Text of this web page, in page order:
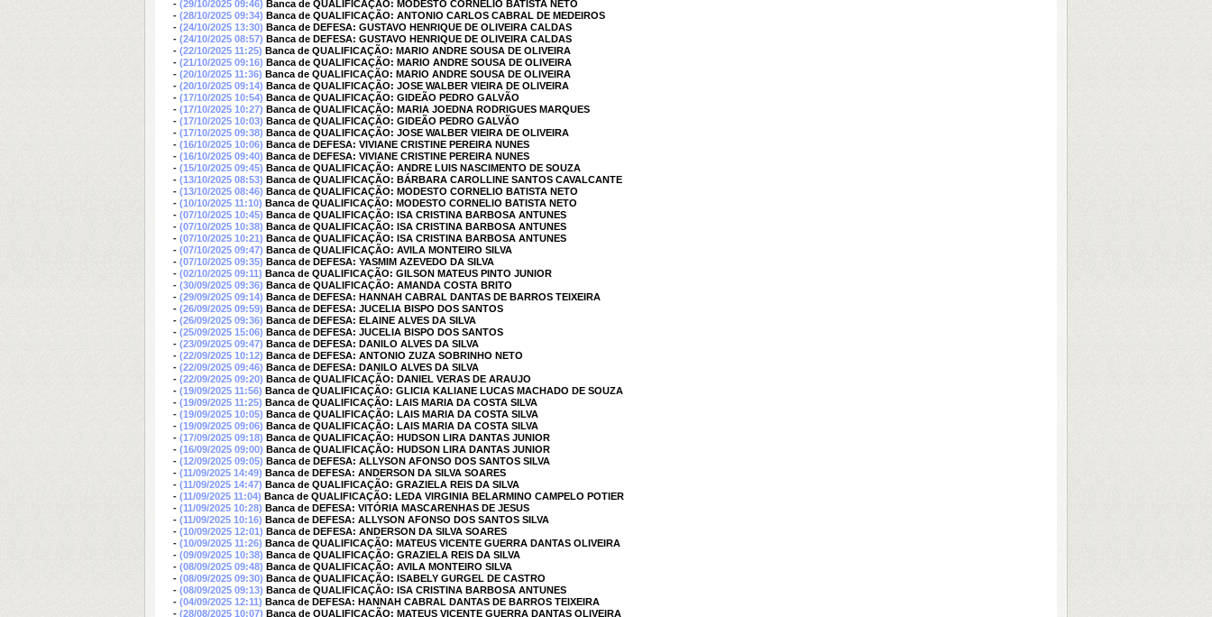
- (29/10/2025 09:46) Banca de QUALIFICAÇÃO: MODESTO CORNELIO BATISTA NETO
- (28/10/2025 09:34) Banca de QUALIFICAÇÃO: ANTONIO CARLOS CABRAL DE MEDEIROS
- (24/10/2025 13:30) Banca de DEFESA: GUSTAVO HENRIQUE DE OLIVEIRA CALDAS
- (24/10/2025 08:57) Banca de DEFESA: GUSTAVO HENRIQUE DE OLIVEIRA CALDAS
- (22/10/2025 11:25) Banca de QUALIFICAÇÃO: MARIO ANDRE SOUSA DE OLIVEIRA
- (21/10/2025 09:16) Banca de QUALIFICAÇÃO: MARIO ANDRE SOUSA DE OLIVEIRA
- (20/10/2025 11:36) Banca de QUALIFICAÇÃO: MARIO ANDRE SOUSA DE OLIVEIRA
- (20/10/2025 09:14) Banca de QUALIFICAÇÃO: JOSE WALBER VIEIRA DE OLIVEIRA
- (17/10/2025 10:54) Banca de QUALIFICAÇÃO: GIDEÃO PEDRO GALVÃO
- (17/10/2025 10:27) Banca de QUALIFICAÇÃO: MARIA JOEDNA RODRIGUES MARQUES
- (17/10/2025 10:03) Banca de QUALIFICAÇÃO: GIDEÃO PEDRO GALVÃO
- (17/10/2025 09:38) Banca de QUALIFICAÇÃO: JOSE WALBER VIEIRA DE OLIVEIRA
- (16/10/2025 10:06) Banca de DEFESA: VIVIANE CRISTINE PEREIRA NUNES
- (16/10/2025 09:40) Banca de DEFESA: VIVIANE CRISTINE PEREIRA NUNES
- (15/10/2025 09:45) Banca de QUALIFICAÇÃO: ANDRE LUIS NASCIMENTO DE SOUZA
- (13/10/2025 08:53) Banca de QUALIFICAÇÃO: BÁRBARA CAROLLINE SANTOS CAVALCANTE
- (13/10/2025 08:46) Banca de QUALIFICAÇÃO: MODESTO CORNELIO BATISTA NETO
- (10/10/2025 11:10) Banca de QUALIFICAÇÃO: MODESTO CORNELIO BATISTA NETO
- (07/10/2025 10:45) Banca de QUALIFICAÇÃO: ISA CRISTINA BARBOSA ANTUNES
- (07/10/2025 10:38) Banca de QUALIFICAÇÃO: ISA CRISTINA BARBOSA ANTUNES
- (07/10/2025 10:21) Banca de QUALIFICAÇÃO: ISA CRISTINA BARBOSA ANTUNES
- (07/10/2025 09:47) Banca de QUALIFICAÇÃO: AVILA MONTEIRO SILVA
- (07/10/2025 09:35) Banca de DEFESA: YASMIM AZEVEDO DA SILVA
- (02/10/2025 09:11) Banca de QUALIFICAÇÃO: GILSON MATEUS PINTO JUNIOR
- (30/09/2025 09:36) Banca de QUALIFICAÇÃO: AMANDA COSTA BRITO
- (29/09/2025 09:14) Banca de DEFESA: HANNAH CABRAL DANTAS DE BARROS TEIXEIRA
- (26/09/2025 09:59) Banca de DEFESA: JUCELIA BISPO DOS SANTOS
- (26/09/2025 09:36) Banca de DEFESA: ELAINE ALVES DA SILVA
- (25/09/2025 15:06) Banca de DEFESA: JUCELIA BISPO DOS SANTOS
- (23/09/2025 09:47) Banca de DEFESA: DANILO ALVES DA SILVA
- (22/09/2025 10:12) Banca de DEFESA: ANTONIO ZUZA SOBRINHO NETO
- (22/09/2025 09:46) Banca de DEFESA: DANILO ALVES DA SILVA
- (22/09/2025 09:20) Banca de QUALIFICAÇÃO: DANIEL VERAS DE ARAUJO
- (19/09/2025 11:56) Banca de QUALIFICAÇÃO: GLICIA KALIANE LUCAS MACHADO DE SOUZA
- (19/09/2025 11:25) Banca de QUALIFICAÇÃO: LAIS MARIA DA COSTA SILVA
- (19/09/2025 10:05) Banca de QUALIFICAÇÃO: LAIS MARIA DA COSTA SILVA
- (19/09/2025 09:06) Banca de QUALIFICAÇÃO: LAIS MARIA DA COSTA SILVA
- (17/09/2025 09:18) Banca de QUALIFICAÇÃO: HUDSON LIRA DANTAS JUNIOR
- (16/09/2025 09:00) Banca de QUALIFICAÇÃO: HUDSON LIRA DANTAS JUNIOR
- (12/09/2025 09:05) Banca de DEFESA: ALLYSON AFONSO DOS SANTOS SILVA
- (11/09/2025 14:49) Banca de DEFESA: ANDERSON DA SILVA SOARES
- (11/09/2025 14:47) Banca de QUALIFICAÇÃO: GRAZIELA REIS DA SILVA
- (11/09/2025 11:04) Banca de QUALIFICAÇÃO: LEDA VIRGINIA BELARMINO CAMPELO POTIER
- (11/09/2025 10:28) Banca de DEFESA: VITÓRIA MASCARENHAS DE JESUS
- (11/09/2025 10:16) Banca de DEFESA: ALLYSON AFONSO DOS SANTOS SILVA
- (10/09/2025 12:01) Banca de DEFESA: ANDERSON DA SILVA SOARES
- (10/09/2025 11:26) Banca de QUALIFICAÇÃO: MATEUS VICENTE GUERRA DANTAS OLIVEIRA
- (09/09/2025 10:38) Banca de QUALIFICAÇÃO: GRAZIELA REIS DA SILVA
- (08/09/2025 09:48) Banca de QUALIFICAÇÃO: AVILA MONTEIRO SILVA
- (08/09/2025 09:30) Banca de QUALIFICAÇÃO: ISABELY GURGEL DE CASTRO
- (08/09/2025 09:13) Banca de QUALIFICAÇÃO: ISA CRISTINA BARBOSA ANTUNES
- (04/09/2025 12:11) Banca de DEFESA: HANNAH CABRAL DANTAS DE BARROS TEIXEIRA
- (28/08/2025 10:07) Banca de QUALIFICAÇÃO: MATEUS VICENTE GUERRA DANTAS OLIVEIRA